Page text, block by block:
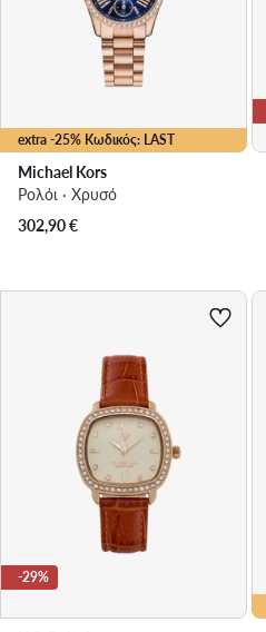
extra -25% Κωδικός: LAST
Michael Kors
Ρολόι · Χρυσό
302,90€
-29%